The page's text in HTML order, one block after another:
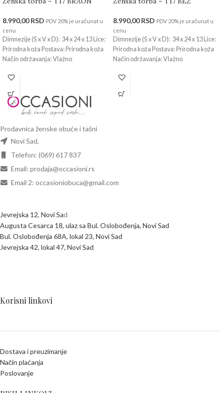
8.990,00RSD PDV 20% je uračunat u
cenu
Dimnezije (Š x V x D): 34 x 24 x 13 Lice:
Prirodna koža Postava: Prirodna koža
Način održavanja: Vlažno
8.990,00RSD PDV 20% je uračunat u
cenu
Dimnezije (Š x V x D): 34 x 24 x 13 Lice:
Prirodna koža Postava: Prirodna koža
Način održavanja: Vlažno
Prodavnica ženske obuće i tašni
Novi Sad,
Telefon: (069) 617 837
Email: prodaja@occasioni.rs
Email 2: occasioniobuca@gmail.com
Jevrejska 12, Novi Sad
Augusta Cesarca 18, ulaz sa Bul. Oslobođenja, Novi Sad
Bul. Oslobođenja 68A, lokal 23, Novi Sad
Jevrejska 42, lokal 47, Novi Sad
Korisni linkovi
Dostava i preuzimanje
Način plaćanja
Poslovanje